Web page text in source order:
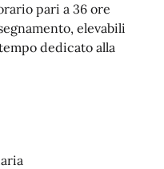
pari a 36 ore
elevabili
dedicato alla